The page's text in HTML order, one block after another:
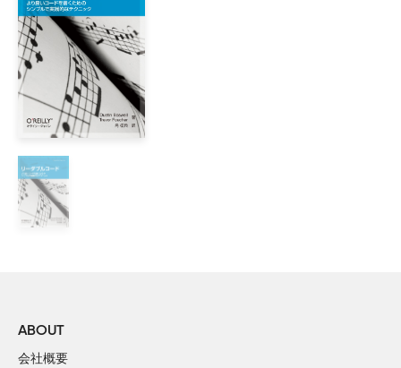
1章 テスト駆動開発
    1.1 なぜTDDが必要か？
    1.2 テスト駆動開発とは何か？
    1.3 TDDの特性
    1.4 TDDのマイクロサイクル
    1.6 組み込みにとってのメリット
I部 TDDを始めよう
        2.2.2 Unityのテストフィクスチャ
        2.2.3 Unityテストのインストール
ABOUT
会社概要